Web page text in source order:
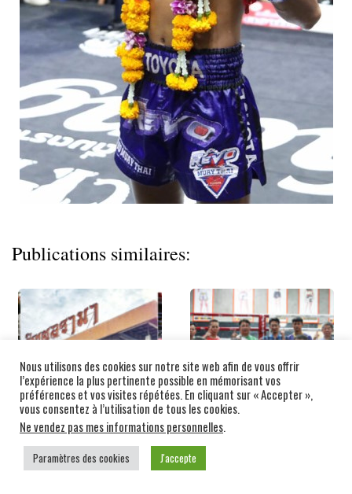
Publications similaires:
STADIUM DE…
LE WEERASAKRECK
GYM ET…
Nous utilisons des cookies sur notre site web afin de vous offrir
l’expérience la plus pertinente possible en mémorisant vos
préférences et vos visites répétées. En cliquant sur « Accepter »,
vous consentez à l’utilisation de tous les cookies.
Ne vendez pas mes informations personnelles.
Paramètres des cookies J'accepte